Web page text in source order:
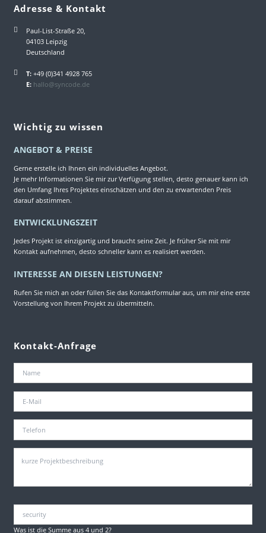
Adresse & Kontakt
Paul-List-Straße 20,
04103 Leipzig
Deutschland
T: +49 (0)341 4928 765
E: hallo@syncode.de
Wichtig zu wissen
ANGEBOT & PREISE
Gerne erstelle ich Ihnen ein individuelles Angebot.
Je mehr Informationen Sie mir zur Verfügung stellen, desto genauer kann ich
den Umfang Ihres Projektes einschätzen und den zu erwartenden Preis
darauf abstimmen.
ENTWICKLUNGSZEIT
Jedes Projekt ist einzigartig und braucht seine Zeit. Je früher Sie mit mir
Kontakt aufnehmen, desto schneller kann es realisiert werden.
INTERESSE AN DIESEN LEISTUNGEN?
Rufen Sie mich an oder füllen Sie das Kontaktformular aus, um mir eine erste
Vorstellung von Ihrem Projekt zu übermitteln.
Kontakt-Anfrage
Was ist die Summe aus 4 und 2?